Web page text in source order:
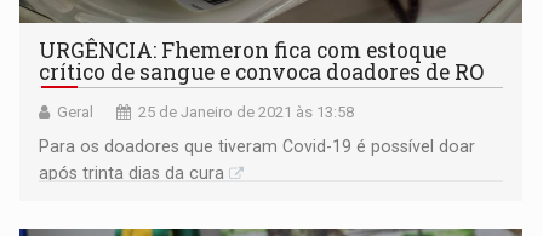
URGÊNCIA: Fhemeron fica com estoque
crítico de sangue e convoca doadores de RO
Geral 25 de Janeiro de 2021 às 13:58
Para os doadores que tiveram Covid-19 é possível doar
após trinta dias da cura